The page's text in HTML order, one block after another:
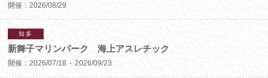
開催：2026/08/29
知多
新舞子マリンパーク 海上アスレチック
開催：2026/07/18 2026/09/23